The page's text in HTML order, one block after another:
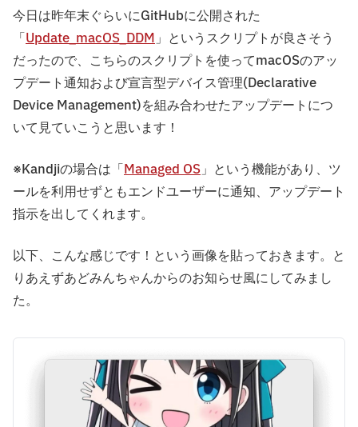
今日は昨年末ぐらいにGitHubに公開された
「Update_macOS_DDM」というスクリプトが良さそう
だったので、こちらのスクリプトを使ってmacOSのアッ
プデート通知および宣言型デバイス管理(Declarative
Device Management)を組み合わせたアップデートにつ
いて見ていこうと思います！
※Kandjiの場合は「Managed OS」という機能があり、ツ
ールを利用せずともエンドユーザーに通知、アップデート
指示を出してくれます。
以下、こんな感じです！という画像を貼っておきます。と
りあえずあどみんちゃんからのお知らせ風にしてみまし
た。